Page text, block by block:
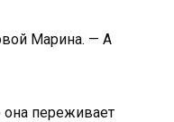
Марина. — А
она переживает